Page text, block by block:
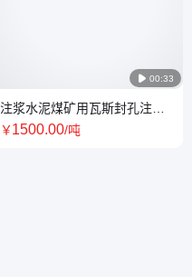
 00:33
注浆水泥煤矿用瓦斯封孔注浆
剂高水膨胀剂母料膨胀率高掺
￥1500.00/吨